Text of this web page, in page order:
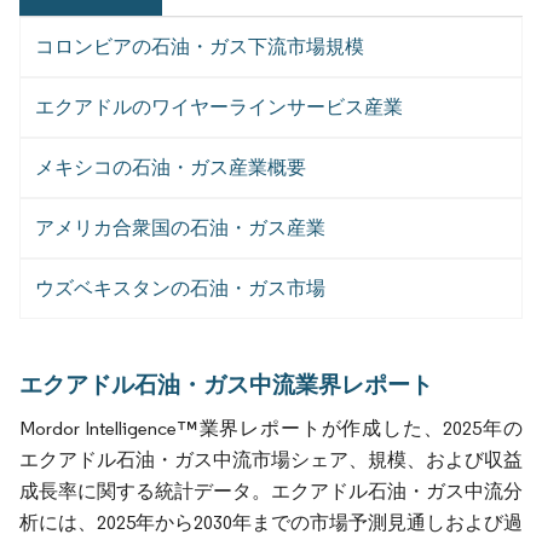
コロンビアの石油・ガス下流市場規模
エクアドルのワイヤーラインサービス産業
メキシコの石油・ガス産業概要
アメリカ合衆国の石油・ガス産業
ウズベキスタンの石油・ガス市場
エクアドル石油・ガス中流業界レポート
Mordor Intelligence™業界レポートが作成した、2025年の
エクアドル石油・ガス中流市場シェア、規模、および収益
成長率に関する統計データ。エクアドル石油・ガス中流分
析には、2025年から2030年までの市場予測見通しおよび過